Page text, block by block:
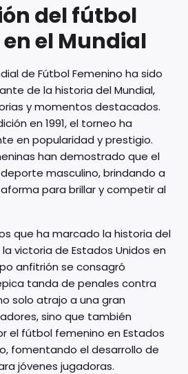
del fútbol
el Mundial
de Fútbol Femenino ha sido
de la historia del Mundial,
y momentos destacados.
en 1991, el torneo ha
en popularidad y prestigio.
han demostrado que el
masculino, brindando a
para brillar y competir al
que ha marcado la historia del
victoria de Estados Unidos en
anfitrión se consagró
tanda de penales contra
solo atrajo a una gran
sino que también
el fútbol femenino en Estados
fomentando el desarrollo de
jóvenes jugadoras.